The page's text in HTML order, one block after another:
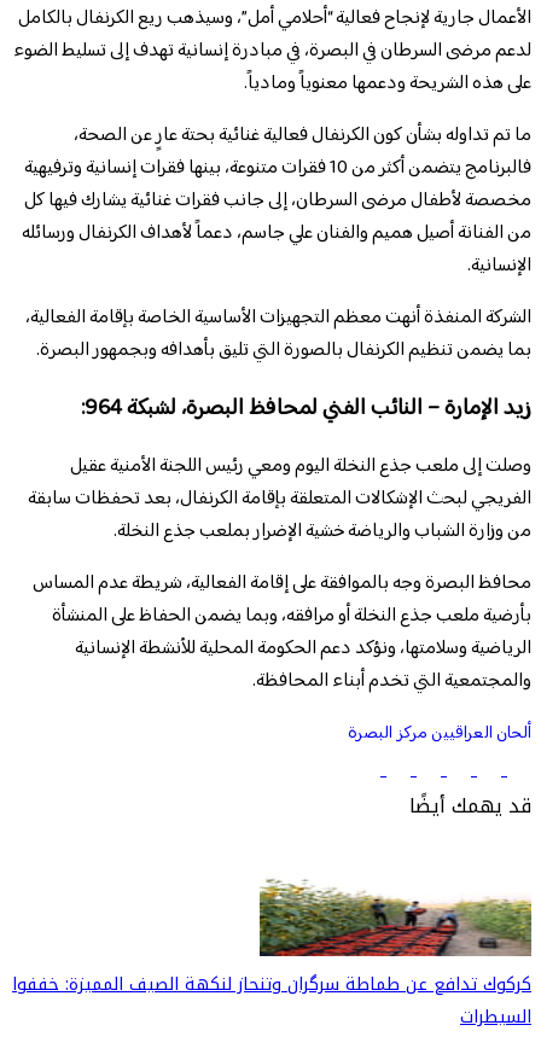
الأعمال جارية لإنجاح فعالية “أحلامي أمل”، وسيذهب ريع الكرنفال بالكامل
لدعم مرضى السرطان في البصرة، في مبادرة إنسانية تهدف إلى تسليط الضوء
على هذه الشريحة ودعمها معنوياً ومادياً.
ما تم تداوله بشأن كون الكرنفال فعالية غنائية بحتة عارٍ عن الصحة،
فالبرنامج يتضمن أكثر من 10 فقرات متنوعة، بينها فقرات إنسانية وترفيهية
مخصصة لأطفال مرضى السرطان، إلى جانب فقرات غنائية يشارك فيها كل
من الفنانة أصيل هميم والفنان علي جاسم، دعماً لأهداف الكرنفال ورسائله
الإنسانية.
الشركة المنفذة أنهت معظم التجهيزات الأساسية الخاصة بإقامة الفعالية،
بما يضمن تنظيم الكرنفال بالصورة التي تليق بأهدافه وبجمهور البصرة.
زيد الإمارة – النائب الفني لمحافظ البصرة،لشبكة 964:
وصلت إلى ملعب جذع النخلة اليوم ومعي رئيس اللجنة الأمنية عقيل
الفريجي لبحث الإشكالات المتعلقة بإقامة الكرنفال، بعد تحفظات سابقة
من وزارة الشباب والرياضة خشية الإضرار بملعب جذع النخلة.
محافظ البصرة وجه بالموافقة على إقامة الفعالية، شريطة عدم المساس
بأرضية ملعب جذع النخلة أو مرافقه، وبما يضمن الحفاظ على المنشأة
الرياضية وسلامتها، ونؤكد دعم الحكومة المحلية للأنشطة الإنسانية
والمجتمعية التي تخدم أبناء المحافظة.
ألحان العراقيينمركز البصرة
قد يهمك أيضًا
كركوك تدافع عن طماطة سرگران وتنحاز لنكهة الصيف المميزة: خففوا
السيطرات